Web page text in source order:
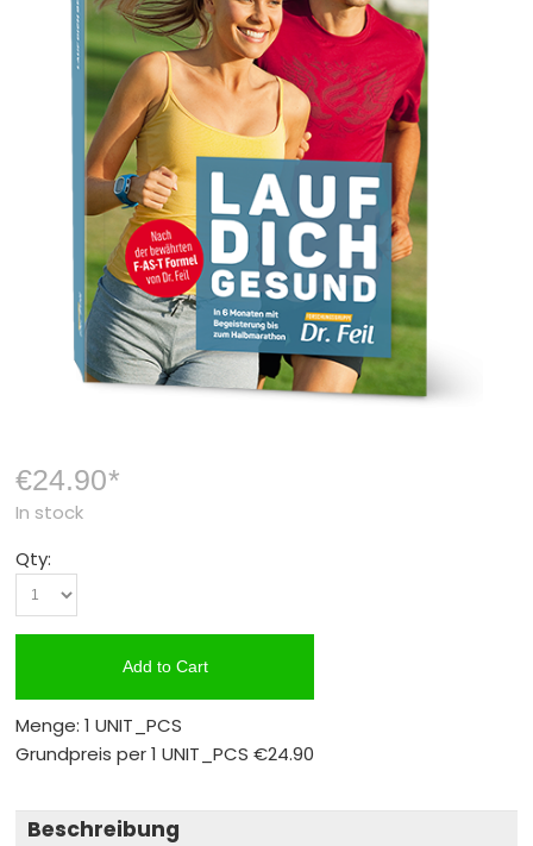
€24.90*
In stock
Qty:
Add to Cart
Menge: 1 UNIT_PCS
Grundpreis per 1 UNIT_PCS€24.90
Beschreibung